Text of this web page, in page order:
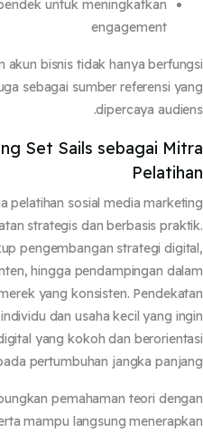
pendek untuk meningkatkan
engagement
akun bisnis tidak hanya
sebagai sumber referensi
dipercaya
Set Sails sebagai
pelatihan sosial media
strategis dan berbasis
pengembangan strategi
hingga pendampingan
merek yang konsisten.
individu dan usaha kecil yang
digital yang kokoh dan
pada pertumbuhan jangka
pemahaman teori
mampu langsung